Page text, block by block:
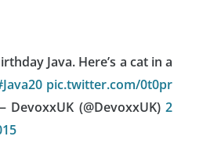
Java. Here’s a cat in a
pic.twitter.com/0t0pr
DevoxxUK (@DevoxxUK) 2